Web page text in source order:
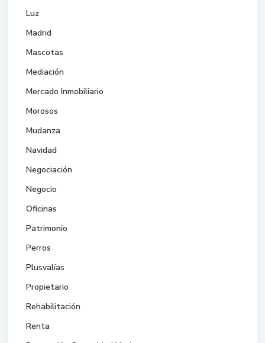
Luz
Madrid
Mascotas
Mediación
Mercado Inmobiliario
Morosos
Mudanza
Navidad
Negociación
Negocio
Oficinas
Patrimonio
Perros
Plusvalías
Propietario
Rehabilitación
Renta